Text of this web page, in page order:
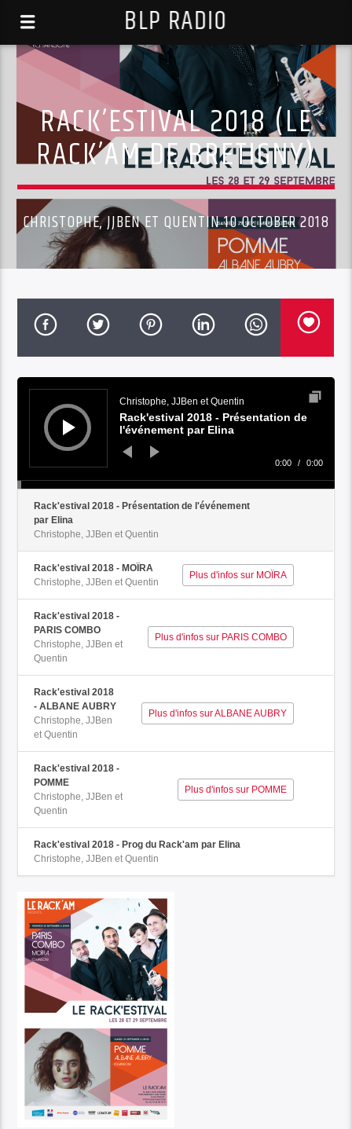
BLP RADIO
RACK’ESTIVAL 2018 (LE
RACK’AM DE BRETIGNY)
CHRISTOPHE, JJBEN ET QUENTIN 10 OCTOBER 2018
Audio
Player
Christophe, JJBen et Quentin
Rack'estival 2018 - Présentation de
l'événement par Elina
0:00 / 0:00
Rack'estival 2018 - Présentation de l'événement
par Elina
Christophe, JJBen et Quentin
Rack'estival 2018 - MOÏRA
Christophe, JJBen et Quentin
Plus d'infos sur MOÏRA
Rack'estival 2018 -
PARIS COMBO
Christophe, JJBen et
Quentin
Plus d'infos sur PARIS COMBO
Rack'estival 2018
- ALBANE AUBRY
Christophe, JJBen
et Quentin
Plus d'infos sur ALBANE AUBRY
Rack'estival 2018 -
POMME
Christophe, JJBen et
Quentin
Plus d'infos sur POMME
Rack'estival 2018 - Prog du Rack'am par Elina
Christophe, JJBen et Quentin